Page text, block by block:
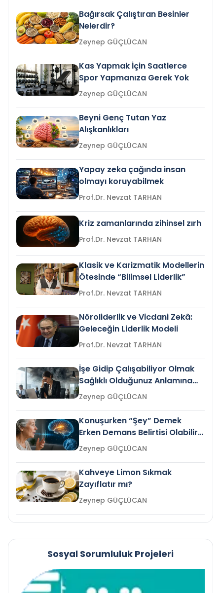
Bağırsak Çalıştıran Besinler
Nelerdir?
Zeynep GÜÇLÜCAN
Kas Yapmak İçin Saatlerce
Spor Yapmanıza Gerek Yok
Zeynep GÜÇLÜCAN
Beyni Genç Tutan Yaz
Alışkanlıkları
Zeynep GÜÇLÜCAN
Yapay zeka çağında insan
olmayı koruyabilmek
Prof.Dr. Nevzat TARHAN
Kriz zamanlarında zihinsel zırh
Prof.Dr. Nevzat TARHAN
Klasik ve Karizmatik Modellerin
Ötesinde “Bilimsel Liderlik”
Prof.Dr. Nevzat TARHAN
Nöroliderlik ve Vicdani Zekâ:
Geleceğin Liderlik Modeli
Prof.Dr. Nevzat TARHAN
İşe Gidip Çalışabiliyor Olmak
Sağlıklı Olduğunuz Anlamına
Gelir mi?Zeynep GÜÇLÜCAN
Konuşurken “Şey” Demek
Erken Demans Belirtisi Olabilir
mi?
Zeynep GÜÇLÜCAN
Kahveye Limon Sıkmak
Zayıflatır mı?
Zeynep GÜÇLÜCAN
Sosyal Sorumluluk Projeleri